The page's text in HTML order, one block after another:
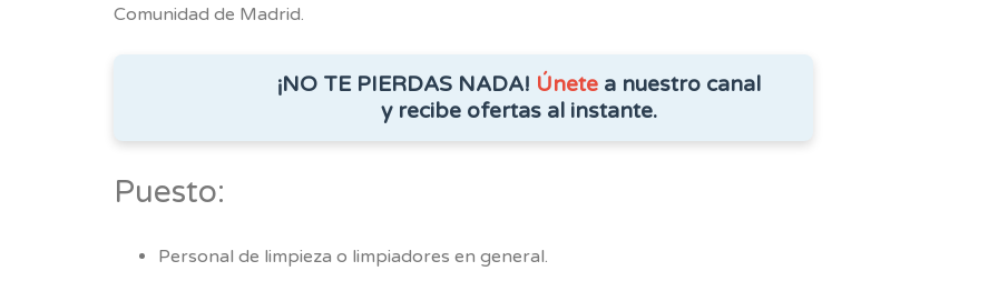
Comunidad de Madrid.
¡NO TE PIERDAS NADA! Únete a nuestro canal
y recibe ofertas al instante.
Puesto:
Personal de limpieza o limpiadores en general.